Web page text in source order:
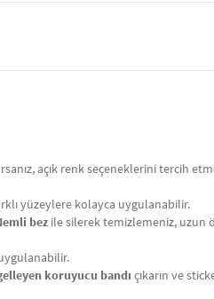
açık renk seçeneklerini tercih
yüzeylere kolayca uygulanabilir.
bez ile silerek temizlemeniz, uzun
koruyucu bandı çıkarın ve